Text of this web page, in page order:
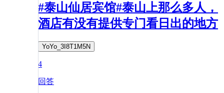
#泰山仙居宾馆#泰山上那么多人，
酒店有没有提供专门看日出的地方
YoYo_3I8T1M5N
4
回答